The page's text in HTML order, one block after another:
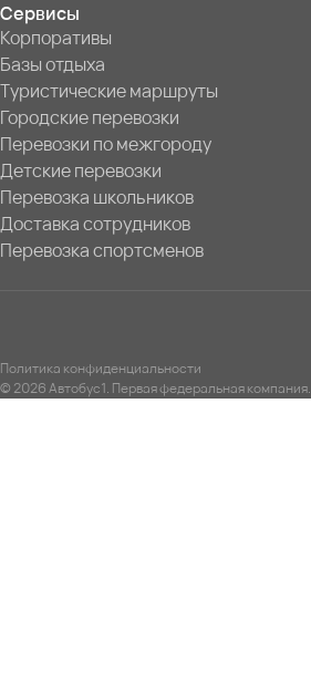
Сервисы
Корпоративы
Базы отдыха
Туристические маршруты
Городские перевозки
Перевозки по межгороду
Детские перевозки
Перевозка школьников
Доставка сотрудников
Перевозка спортсменов
Политика конфиденциальности
© 2026 Автобус1. Первая федеральная компания.